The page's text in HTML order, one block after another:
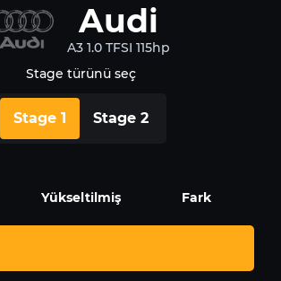
Audi
A3 1.0 TFSI 115hp
Stage türünü seç
Stage 1 Stage 2
Yükseltilmiş Fark